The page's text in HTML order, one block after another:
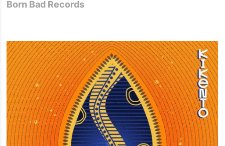
Born Bad Records